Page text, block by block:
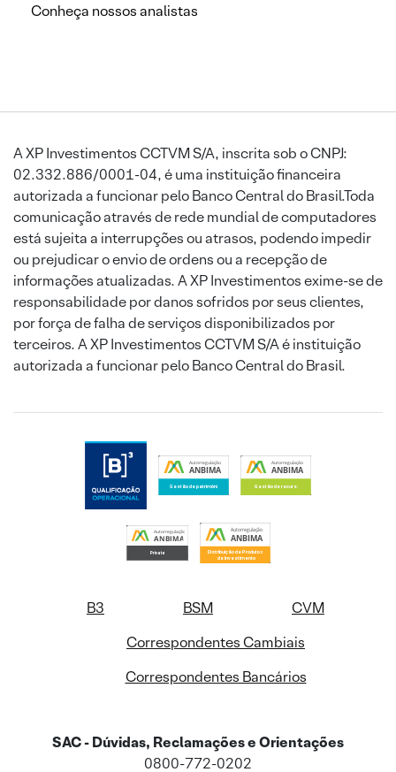
Conheça nossos analistas
A XP Investimentos CCTVM S/A, inscrita sob o CNPJ:
02.332.886/0001-04, é uma instituição financeira
autorizada a funcionar pelo Banco Central do Brasil.Toda
comunicação através de rede mundial de computadores
está sujeita a interrupções ou atrasos, podendo impedir
ou prejudicar o envio de ordens ou a recepção de
informações atualizadas. A XP Investimentos exime-se de
responsabilidade por danos sofridos por seus clientes,
por força de falha de serviços disponibilizados por
terceiros. A XP Investimentos CCTVM S/A é instituição
autorizada a funcionar pelo Banco Central do Brasil.
B3 BSM
CVM
Correspondentes Cambiais
Correspondentes Bancários
SAC - Dúvidas, Reclamações e Orientações
0800-772-0202